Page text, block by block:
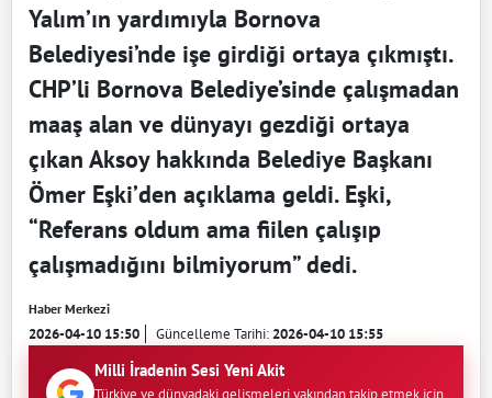
Yalım’ın yardımıyla Bornova
Belediyesi’nde işe girdiği ortaya çıkmıştı.
CHP’li Bornova Belediye’sinde çalışmadan
maaş alan ve dünyayı gezdiği ortaya
çıkan Aksoy hakkında Belediye Başkanı
Ömer Eşki’den açıklama geldi. Eşki,
“Referans oldum ama fiilen çalışıp
çalışmadığını bilmiyorum” dedi.
Haber Merkezi
2026-04-10 15:50 Güncelleme Tarihi:2026-04-10 15:55
Milli İradenin Sesi Yeni Akit
Türkiye ve dünyadaki gelişmeleri yakından takip etmek için